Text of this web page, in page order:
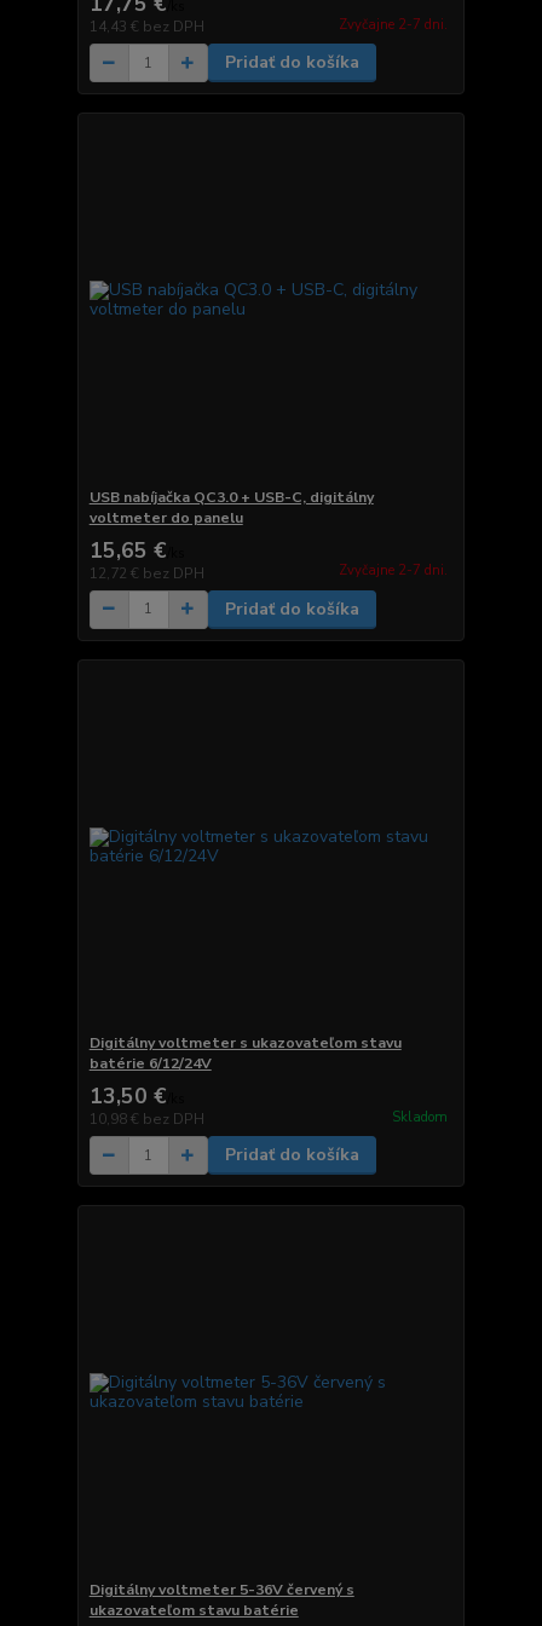
14,43 € bez DPH Zvyčajne 2-7 dni.
Pridať do košíka
USB nabíjačka QC3.0 + USB-C, digitálny
voltmeter do panelu
15,65 €
12,72 € bez DPH Zvyčajne 2-7 dni.
Pridať do košíka
Digitálny voltmeter s ukazovateľom stavu
batérie 6/12/24V
13,50 €
10,98 € bez DPH Skladom
Pridať do košíka
Digitálny voltmeter 5-36V červený s
ukazovateľom stavu batérie